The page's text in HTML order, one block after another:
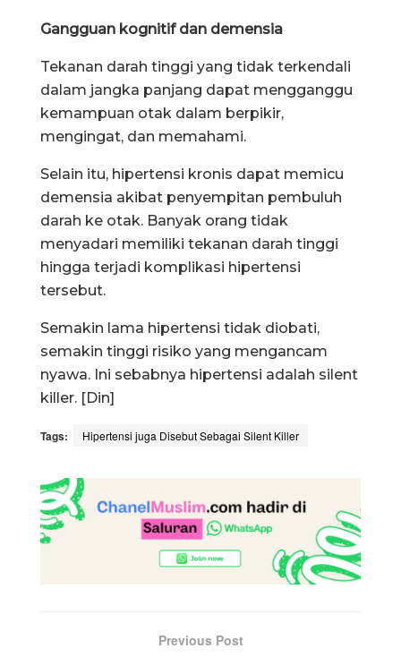
Gangguan kognitif dan demensia
Tekanan darah tinggi yang tidak terkendali
dalam jangka panjang dapat mengganggu
kemampuan otak dalam berpikir,
mengingat, dan memahami.
Selain itu, hipertensi kronis dapat memicu
demensia akibat penyempitan pembuluh
darah ke otak. Banyak orang tidak
menyadari memiliki tekanan darah tinggi
hingga terjadi komplikasi hipertensi
tersebut.
Semakin lama hipertensi tidak diobati,
semakin tinggi risiko yang mengancam
nyawa. Ini sebabnya hipertensi adalah silent
killer. [Din]
Tags: Hipertensi juga Disebut Sebagai Silent Killer
Previous Post